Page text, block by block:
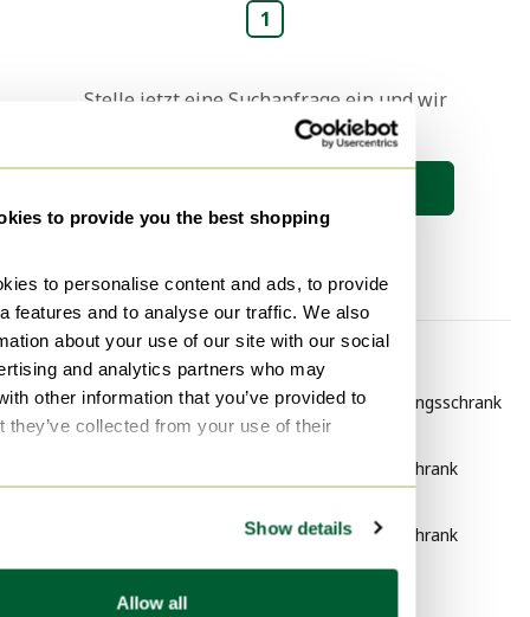
to provide you the best shopping
to personalise content and ads, to provide
features and to analyse our traffic. We also
about your use of our site with our social
and analytics partners who may
other information that you’ve provided to
they’ve collected from your use of their
Show details
Allow all
1
Stelle jetzt eine Suchanfrage ein und wir
halten dich auf dem Laufenden 🔎
Nach Kategorie
Türkis Kommoden
Türkis Schränke
Türkis Highboards
Nach marke
Beek Aufbewahrungsschrank
WK Möbel
Aufbewahrungsschrank
Aufbewahrungsschrank